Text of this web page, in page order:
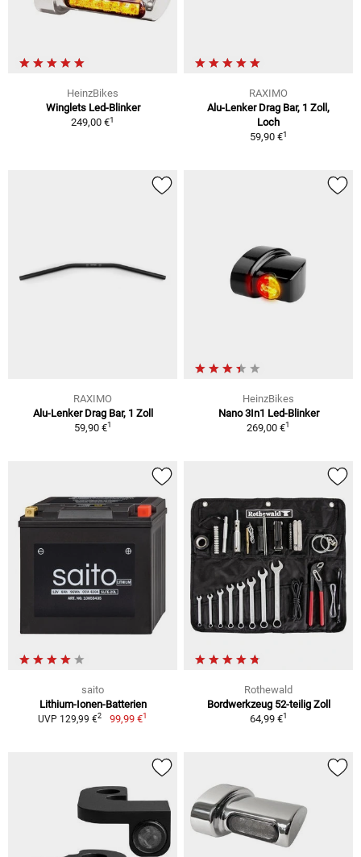
HeinzBikes
Winglets Led-Blinker
249,00 €1
RAXIMO
Alu-Lenker Drag Bar, 1 Zoll,
Loch
59,90 €1
RAXIMO
Alu-Lenker Drag Bar, 1 Zoll
59,90 €1
HeinzBikes
Nano 3In1 Led-Blinker
269,00 €1
saito
Lithium-Ionen-Batterien
UVP 129,99 €2 99,99 €1
Rothewald
Bordwerkzeug 52-teilig Zoll
64,99 €1